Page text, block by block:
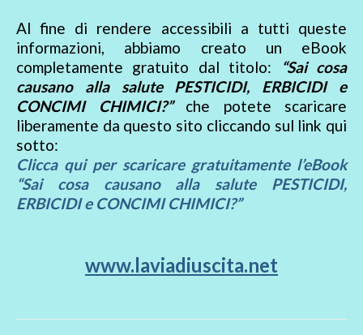
Al fine di rendere accessibili a tutti queste
informazioni, abbiamo creato un eBook
completamente gratuito dal titolo:
“Sai cosa
causano alla salute PESTICIDI, ERBICIDI e
CONCIMI CHIMICI?”che potete scaricare
liberamente da questo sito cliccando sul link qui
sotto:
Clicca qui per scaricare gratuitamente l’eBook
“Sai cosa causano alla salute PESTICIDI,
ERBICIDI e CONCIMI CHIMICI?”
www.laviadiuscita.net